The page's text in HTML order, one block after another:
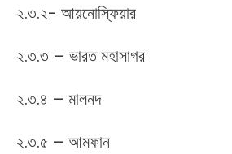
২.৩.২- আয়নোস্ফিয়ার
২.৩.৩ – ভারত মহাসাগর
২.৩.৪ – মালনদ
২.৩.৫ – আমফান